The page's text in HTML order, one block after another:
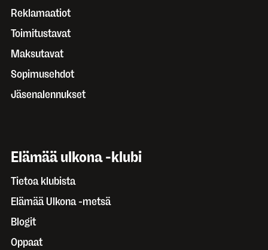
Reklamaatiot
Toimitustavat
Maksutavat
Sopimusehdot
Jäsenalennukset
Elämää ulkona -klubi
Tietoa klubista
Elämää Ulkona -metsä
Blogit
Oppaat